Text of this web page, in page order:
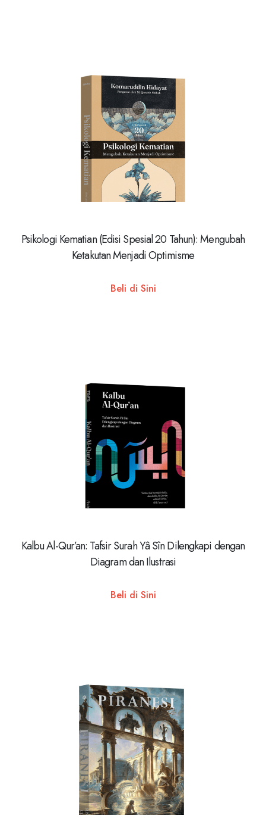
Psikologi Kematian (Edisi Spesial 20 Tahun): Mengubah
Ketakutan Menjadi Optimisme
Beli di Sini
Kalbu Al-Qur’an: Tafsir Surah Yâ Sîn Dilengkapi dengan
Diagram dan Ilustrasi
Beli di Sini